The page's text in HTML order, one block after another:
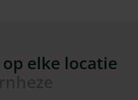
elke locatie